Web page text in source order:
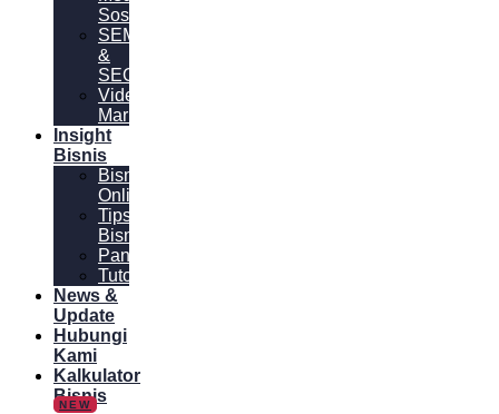
Sosial
SEM
&
SEO
Video
Marketing
Insight
Bisnis
Bisnis
Online
Tips
Bisnis
Panduan
Tutorial
News &
Update
Hubungi
Kami
Kalkulator
Bisnis
NEW